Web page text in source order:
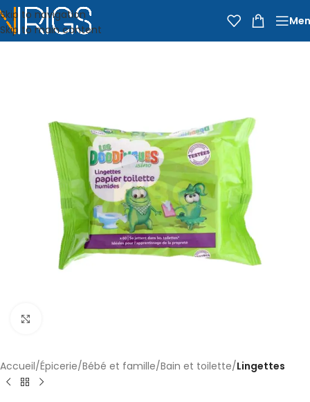
Skip to navigation
Skip to main content
Accueil Épicerie Bébé et famille Bain et toilette Lingettes